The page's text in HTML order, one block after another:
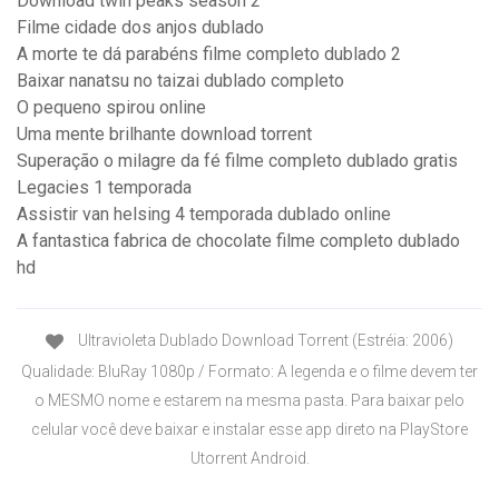
Filme cidade dos anjos dublado
A morte te dá parabéns filme completo dublado 2
Baixar nanatsu no taizai dublado completo
O pequeno spirou online
Uma mente brilhante download torrent
Superação o milagre da fé filme completo dublado gratis
Legacies 1 temporada
Assistir van helsing 4 temporada dublado online
A fantastica fabrica de chocolate filme completo dublado
hd
Ultravioleta Dublado Download Torrent (Estréia: 2006)
Qualidade: BluRay 1080p / Formato: A legenda e o filme devem ter
o MESMO nome e estarem na mesma pasta. Para baixar pelo
celular você deve baixar e instalar esse app direto na PlayStore
Utorrent Android.